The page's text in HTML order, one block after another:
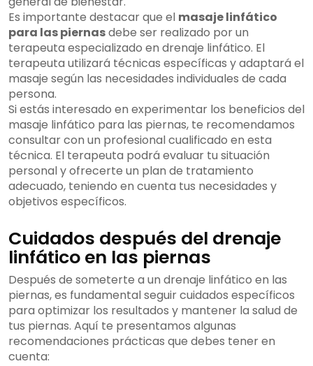
Es importante destacar que el masaje linfático
para las piernasdebe ser realizado por un
terapeuta especializado en drenaje linfático. El
terapeuta utilizará técnicas específicas y adaptará el
masaje según las necesidades individuales de cada
persona.
Si estás interesado en experimentar los beneficios del
masaje linfático para las piernas, te recomendamos
consultar con un profesional cualificado en esta
técnica. El terapeuta podrá evaluar tu situación
personal y ofrecerte un plan de tratamiento
adecuado, teniendo en cuenta tus necesidades y
objetivos específicos.
Cuidados después del drenaje
linfático en las piernas
Después de someterte a un drenaje linfático en las
piernas, es fundamental seguir cuidados específicos
para optimizar los resultados y mantener la salud de
tus piernas. Aquí te presentamos algunas
recomendaciones prácticas que debes tener en
cuenta: